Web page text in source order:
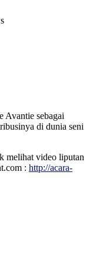
Avantie sebagai
di dunia seni
melihat video liputan
: http://acara-